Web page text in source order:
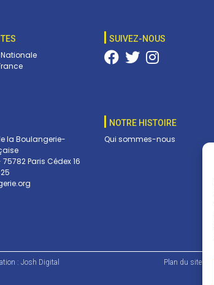
SUIVEZ-NOUS
la Boulangerie-
Paris Cédex 16
NOTRE HISTOIRE
Qui sommes-nous
: Josh Digital Plan du site